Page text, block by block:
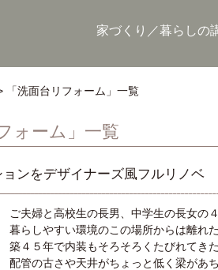
家づくり 暮らしの
「洗面台リフォーム」一覧
ォーム」一覧
ンをデザイナーズ風フルリノベ
ご夫婦と高校生の長男、中学生の長女の
暮らしやすい環境のこの場所からは離れ
築４５年で内装もそろそろくたびれてき
配管の古さや天井がちょっと低く梁があ